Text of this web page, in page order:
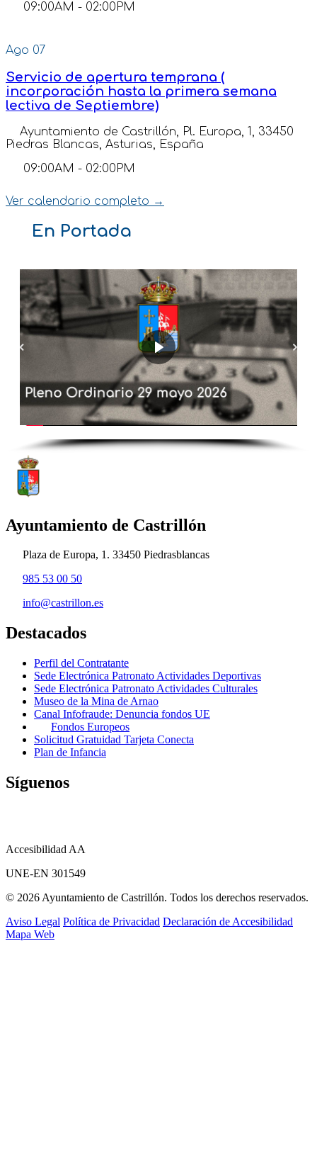
09:00AM - 02:00PM
Ago 07
Servicio de apertura temprana (
incorporación hasta la primera semana
lectiva de Septiembre)
Ayuntamiento de Castrillón, Pl. Europa, 1, 33450
Piedras Blancas, Asturias, España
09:00AM - 02:00PM
Ver calendario completo →
En Portada
Ayuntamiento de Castrillón
Plaza de Europa, 1. 33450 Piedrasblancas
985 53 00 50
info@castrillon.es
Destacados
Perfil del Contratante
Sede Electrónica Patronato Actividades Deportivas
Sede Electrónica Patronato Actividades Culturales
Museo de la Mina de Arnao
Canal Infofraude: Denuncia fondos UE
Fondos Europeos
Solicitud Gratuidad Tarjeta Conecta
Plan de Infancia
Síguenos
Accesibilidad AA
UNE-EN 301549
© 2026 Ayuntamiento de Castrillón. Todos los derechos reservados.
Aviso Legal Política de Privacidad Declaración de Accesibilidad
Mapa Web